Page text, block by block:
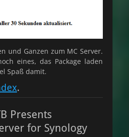
und Ganzen zum MC Server.
eines, das Package laden
Spaß damit.
.
Presents
for Synology